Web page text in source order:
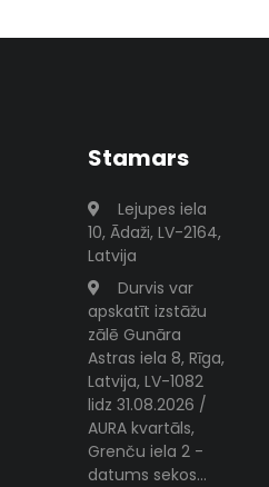
Stamars
Lejupes iela
10, Ādaži, LV-2164,
Latvija
Durvis var
apskatīt izstāžu
zālē Gunāra
Astras iela 8, Rīga,
Latvija, LV-1082
lidz 31.08.2026 /
AURA kvartāls,
Grenču iela 2 -
datums sekos...